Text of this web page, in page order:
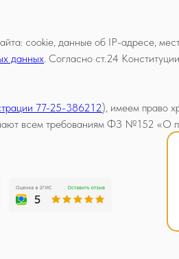
cookie, данные об IP-адресе,
данных . Согласно ст.24
77-25-386212), имеем право
всем требованиям ФЗ №152 «О